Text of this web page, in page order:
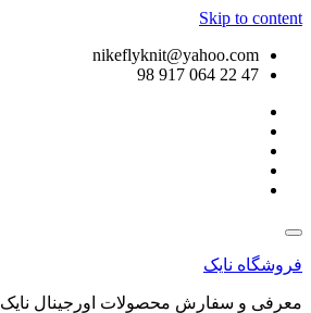
Skip to content
nikeflyknit@yahoo.com
47 22 064 917 98
فروشگاه نایک
معرفی و سفارش محصولات اورجینال نایک